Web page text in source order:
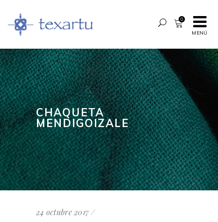
MENÚ
0
CHAQUETA
MENDIGOIZALE
24 octubre 2017